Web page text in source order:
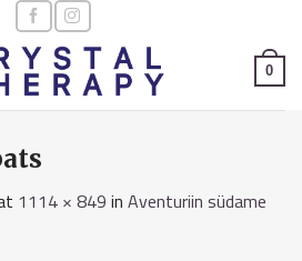
0
1114 × 849 in Aventuriin südame